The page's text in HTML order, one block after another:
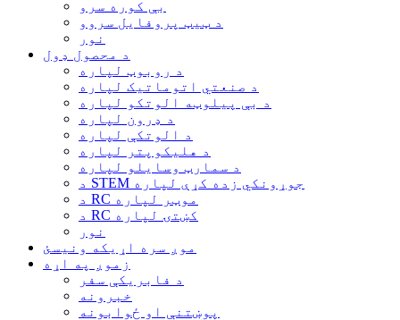
بې کوره سرو
د ټیټ پروفایل سروو
نور
د محصول ډول
د روبوټ لپاره
د صنعتي اتوماتیک لپاره
د بې پیلوټه الوتکو لپاره
د ډرون لپاره
د الوتکې لپاره
د هلیکوپتر لپاره
د سمارټ وسایلو لپاره
د STEM جوړونکي زده کړې لپاره
د RC موټر لپاره
د RC کښتۍ لپاره
نور
موږ سره اړیکه ونیسئ
زموږ په اړه
د فابریکې سفر
خبرونه
پوښتنې او ځوابونه